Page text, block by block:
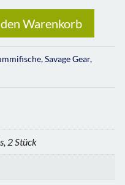
Warenkorb
,Savage Gear,
2 Stück